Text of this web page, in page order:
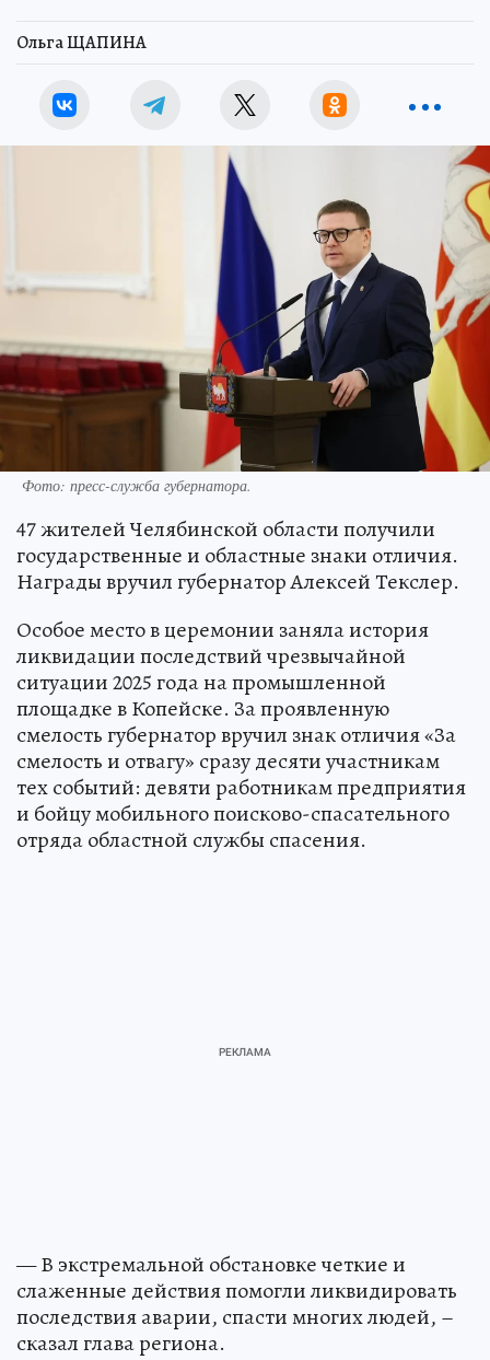
Ольга ЩАПИНА
Фото: пресс-служба губернатора.
47 жителей Челябинской области получили
государственные и областные знаки отличия.
Награды вручил губернатор Алексей Текслер.
Особое место в церемонии заняла история
ликвидации последствий чрезвычайной
ситуации 2025 года на промышленной
площадке в Копейске. За проявленную
смелость губернатор вручил знак отличия «За
смелость и отвагу» сразу десяти участникам
тех событий: девяти работникам предприятия
и бойцу мобильного поисково-спасательного
отряда областной службы спасения.
— В экстремальной обстановке четкие и
слаженные действия помогли ликвидировать
последствия аварии, спасти многих людей, –
сказал глава региона.